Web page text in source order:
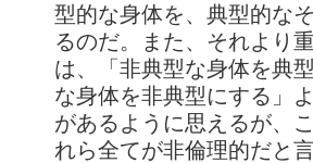
型的な身体を、典型的な
るのだ。また、それより
は、「非典型な身体を典
な身体を非典型にする」
があるように思えるが、
れら全てが非倫理的だと